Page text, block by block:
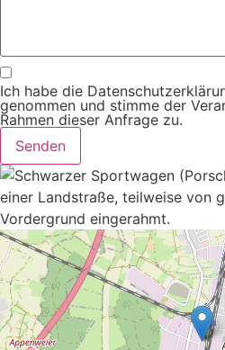
Ich habe die
genommen und stimme der
Rahmen dieser Anfrage zu.
Senden